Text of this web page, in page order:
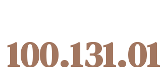
100.131.01